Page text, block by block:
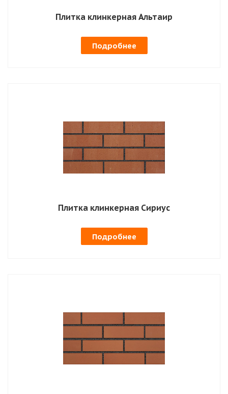
Плитка клинкерная Альтаир
Подробнее
Плитка клинкерная Сириус
Подробнее